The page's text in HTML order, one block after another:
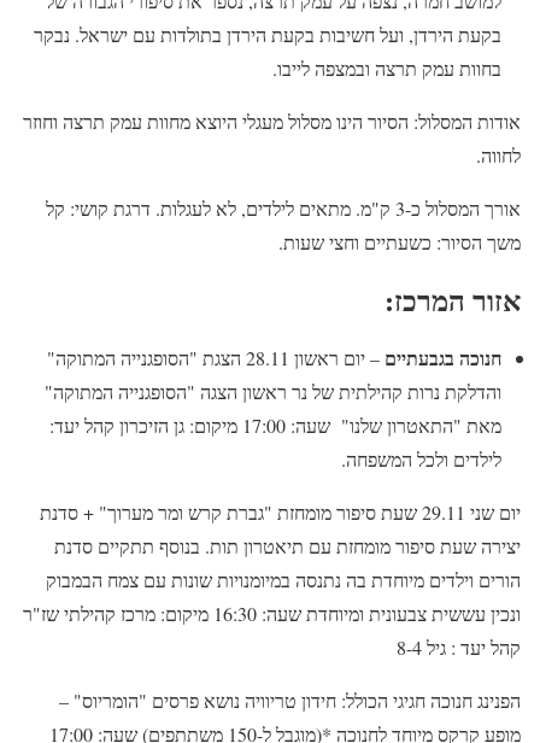
בקעת הירדן, ועל חשיבות בקעת הירדן בתולדות עם ישראל. נבקר
בחוות עמק תרצה ובמצפה לייבו.
אודות המסלול: הסיור הינו מסלול מעגלי היוצא מחוות עמק תרצה וחוזר
לחווה.
אורך המסלול כ-3 ק"מ. מתאים לילדים, לא לעגלות. דרגת קושי: קל
משך הסיור: כשעתיים וחצי שעות.
אזור המרכז:
חנוכה בגבעתיים
– יום ראשון 28.11 הצגת "הסופגנייה המתוקה"
והדלקת נרות קהילתית של נר ראשון הצגה "הסופגנייה המתוקה"
מאת "התאטרון שלנו" שעה: 17:00 מיקום: גן הזיכרון קהל יעד:
לילדים ולכל המשפחה.
יום שני 29.11 שעת סיפור מומחזת "גברת קרש ומר מערוך" + סדנת
יצירה שעת סיפור מומחזת עם תיאטרון תות. בנוסף תתקיים סדנת
הורים וילדים מיוחדת בה נתנסה במיומנויות שונות עם צמח הבמבוק
ונכין עששית צבעונית ומיוחדת שעה: 16:30 מיקום: מרכז קהילתי שז"ר
קהל יעד : גיל 8-4
הפנינג חנוכה חגיגי הכולל: חידון טריוויה נושא פרסים "הומריוס" –
מופע קרקס מיוחד לחנוכה *(מוגבל ל-150 משתתפים) שעה: 17:00